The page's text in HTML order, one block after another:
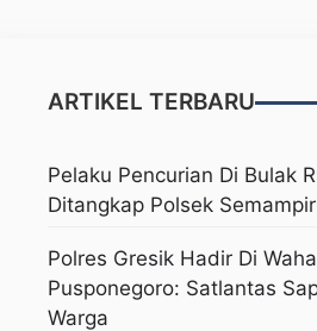
ARTIKEL TERBARU
Pelaku Pencurian Di Bulak
Ditangkap Polsek
Polres Gresik Hadir Di
Pusponegoro: Satlantas
Warga